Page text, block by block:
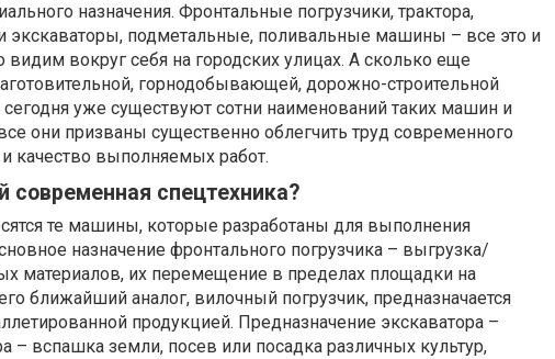
назначения. Фронтальные погрузчики, трактора,
экскаваторы, подметальные, поливальные машины – все это и
вокруг себя на городских улицах. А сколько еще
горнодобывающей, дорожно-строительной
сегодня уже существуют сотни наименований таких машин и
они призваны существенно облегчить труд современного
качество выполняемых работ.
современная спецтехника?
те машины, которые разработаны для выполнения
назначение фронтального погрузчика – выгрузка/
материалов, их перемещение в пределах площадки на
ближайший аналог, вилочный погрузчик, предназначается
продукцией. Предназначение экскаватора –
– вспашка земли, посев или посадка различных культур,